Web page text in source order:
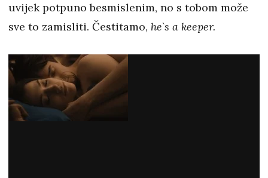
uvijek potpuno besmislenim, no s tobom može
sve to zamisliti. Čestitamo, he`s a keeper.